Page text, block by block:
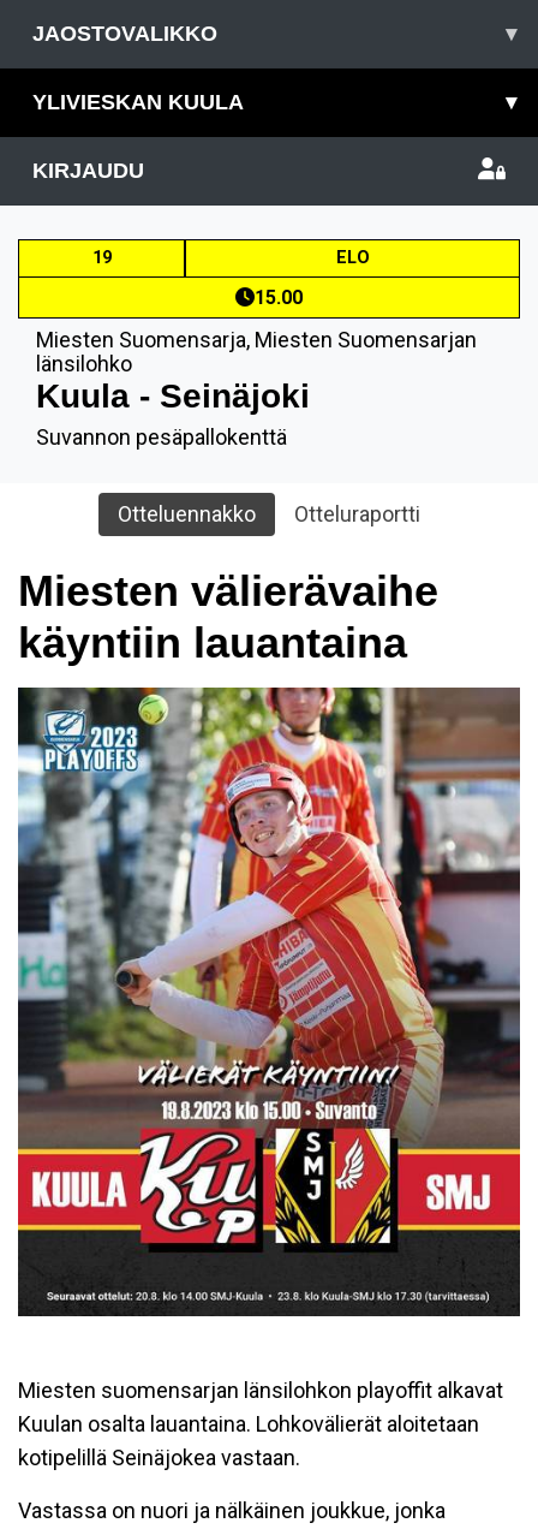
JAOSTOVALIKKO ▾
YLIVIESKAN KUULA ▾
KIRJAUDU
19 ELO
15.00
Miesten Suomensarja, Miesten Suomensarjan
länsilohko
Kuula - Seinäjoki
Suvannon pesäpallokenttä
Otteluennakko Otteluraportti
Miesten välierävaihe
käyntiin lauantaina
Miesten suomensarjan länsilohkon playoffit alkavat
Kuulan osalta lauantaina. Lohkovälierät aloitetaan
kotipelillä Seinäjokea vastaan.
Vastassa on nuori ja nälkäinen joukkue, jonka